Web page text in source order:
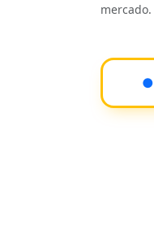
mercado.
●